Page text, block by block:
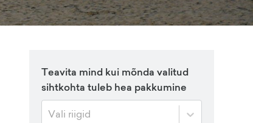
Teavita mind kui mõnda valitud
sihtkohta tuleb hea pakkumine
Vali riigid